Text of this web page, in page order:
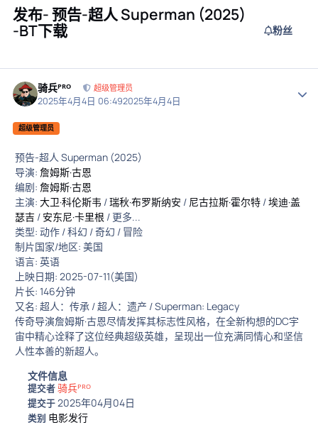
发布- 预告-超人 Superman (2025)
-BT下载
粉丝
骑兵ᴾᴿᴼ 超级管理员
2025年4月4日 06:492025年4月4日
超级管理员
预告-超人 Superman (2025)
导演: 詹姆斯·古恩
编剧: 詹姆斯·古恩
主演: 大卫·科伦斯韦 /瑞秋·布罗斯纳安 / 尼古拉斯·霍尔特 /埃迪·盖
瑟吉 / 安东尼·卡里根 / 更多...
类型: 动作 / 科幻 / 奇幻 / 冒险
制片国家/地区: 美国
语言: 英语
上映日期: 2025-07-11(美国)
片长: 146分钟
又名: 超人：传承 / 超人：遗产 / Superman: Legacy
传奇导演詹姆斯·古恩尽情发挥其标志性风格，在全新构想的DC宇
宙中精心诠释了这位经典超级英雄，呈现出一位充满同情心和坚信
人性本善的新超人。
文件信息
提交者骑兵ᴾᴿᴼ
提交于2025年04月04日
类别 电影发行